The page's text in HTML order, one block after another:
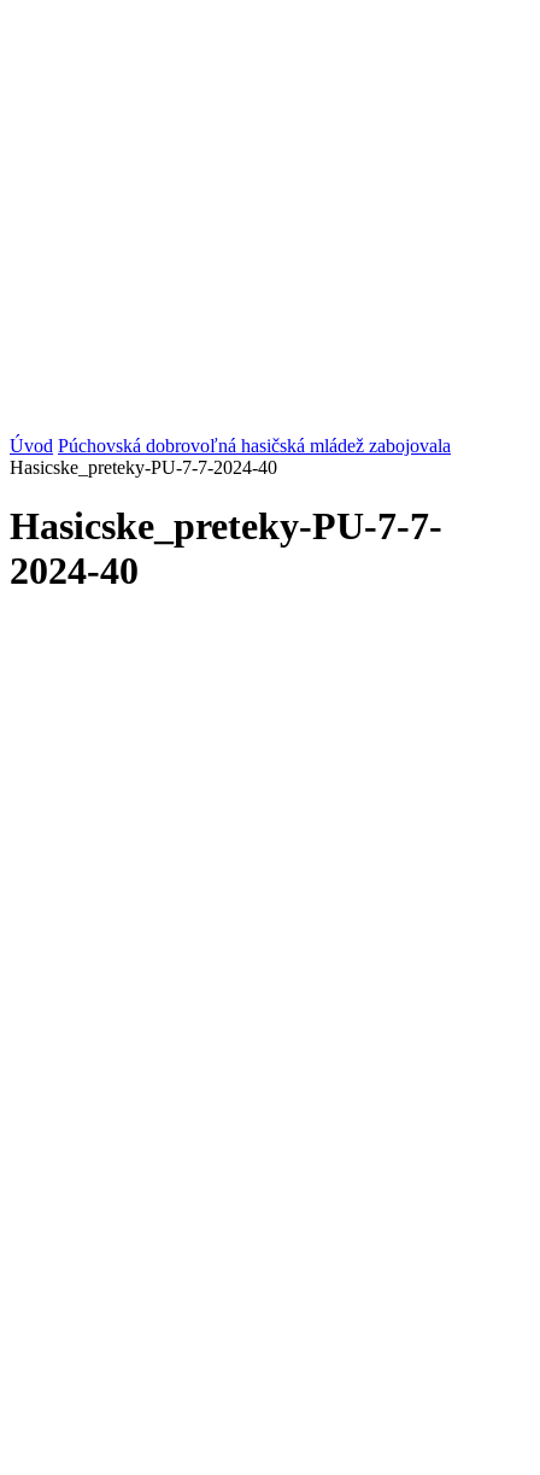
Úvod Púchovská dobrovoľná hasičská mládež zabojovala
Hasicske_preteky-PU-7-7-2024-40
Hasicske_preteky-PU-7-7-
2024-40